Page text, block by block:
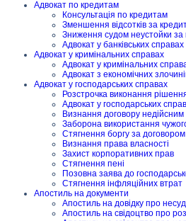
Адвокат по кредитам
Консультація по кредитам
Зменшення відсотків за
Зниження судом неустойки за
Адвокат у банківських справах
Адвокат у кримінальних справах
Адвокат у кримінальних
Адвокат з економічних
Адвокат у господарських справах
Розстрочка виконання
Адвокат у господарських
Визнання договору недійсним
Заборона використання
Стягнення боргу за договором
Визнання права власності
Захист корпоративних прав
Стягнення пені
Позовна заява до
Стягнення інфляційних втрат
Апостиль на документи
Апостиль на довідку про
Апостиль на свідоцтво про